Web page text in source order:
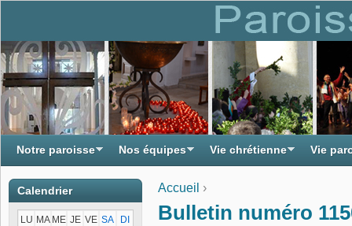
Vous êtes ici
Accueil ›
Bulletin numéro
Notre paroisse Nos équipes Vie chrétienne Vie
Calendrier
LU MA ME JE VE SA
DI